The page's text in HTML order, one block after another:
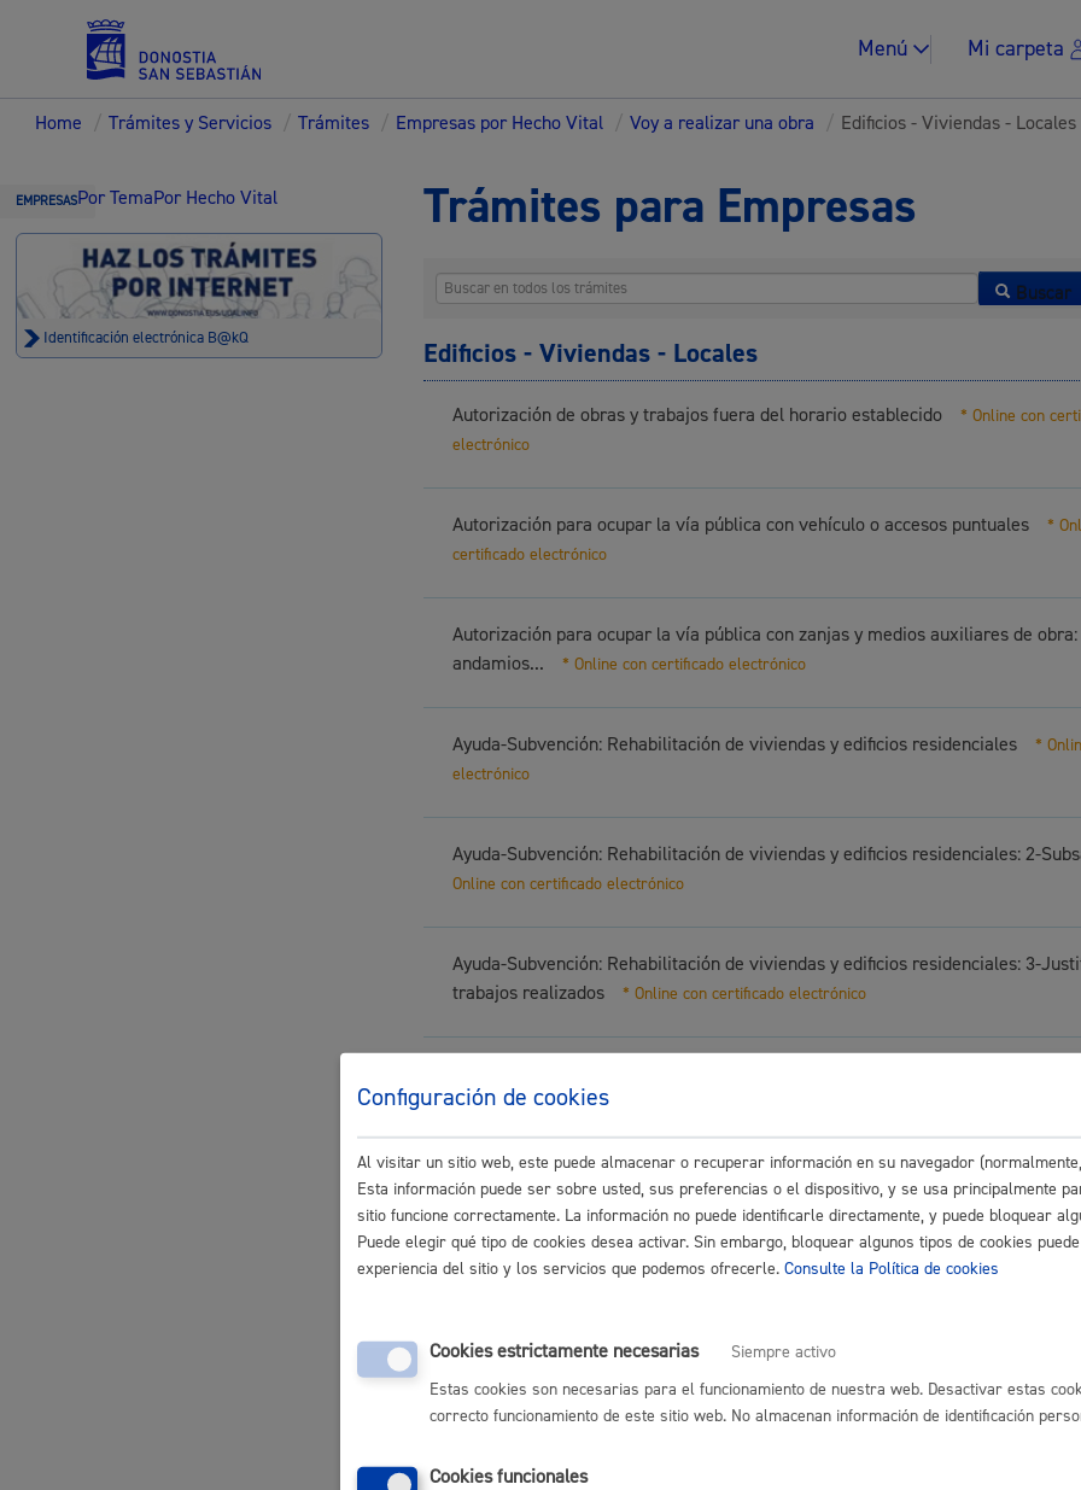
Menú Mi carpeta
Servicios
Padrón y asuntos personales Impuestos y multas
Euskera
Salud Pública, animales y consumo
Participación ciudadana y asociacionismo Cultura
Home / Trámites y Servicios / Trámites / Empresas por Hecho Vital / Voy a realizar una obra / Edificios - Viviendas - Locales
EMPRESASPor TemaPor Hecho Vital
Identificación electrónica B@kQ
Trámites para Empresas
Buscar
Edificios - Viviendas - Locales
Autorización de obras y trabajos fuera del horario establecido
* Online con
electrónico
Autorización para ocupar la vía pública con vehículo o accesos puntuales
*
certificado electrónico
Autorización para ocupar la vía pública con zanjas y medios auxiliares de
andamios...
* Online con certificado electrónico
Ayuda-Subvención: Rehabilitación de viviendas y edificios residenciales
*
electrónico
Ayuda-Subvención: Rehabilitación de viviendas y edificios residenciales: 2-
Online con certificado electrónico
Ayuda-Subvención: Rehabilitación de viviendas y edificios residenciales: 3-
trabajos realizados
* Online con certificado electrónico
Comunicación previa de obras en comercio minorista y/o de servicios
*
electrónico
Consultas y certificados urbanísticos * Online con certificado electrónico
* Online con certificado electrónico
Configuración de cookies
Al visitar un sitio web, este puede almacenar o recuperar información en su navegador
Esta información puede ser sobre usted, sus preferencias o el dispositivo, y se usa principalmente
sitio funcione correctamente. La información no puede identificarle directamente, y puede bloquear
Puede elegir qué tipo de cookies desea activar. Sin embargo, bloquear algunos tipos de cookies
experiencia del sitio y los servicios que podemos ofrecerle. Consulte la Política de cookies
Cookies estrictamente necesarias
Siempre activo
Estas cookies son necesarias para el funcionamiento de nuestra web. Desactivar estas
correcto funcionamiento de este sitio web. No almacenan información de identificación
Cookies funcionales